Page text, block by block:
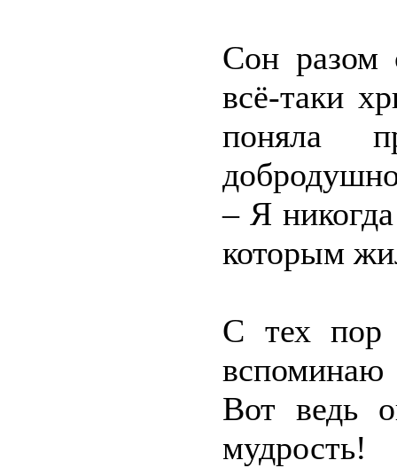
Сон разом
всё-таки
поняла
– Я
которым
С тех пор
вспоминаю
Вот ведь
мудрость!